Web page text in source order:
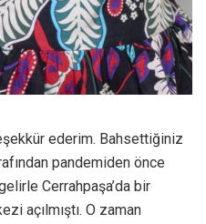
ederim. Bahsettiğiniz
pandemiden önce
Cerrahpaşa’da bir
açılmıştı. O zaman